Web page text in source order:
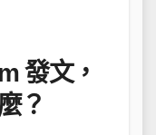
發文，
？